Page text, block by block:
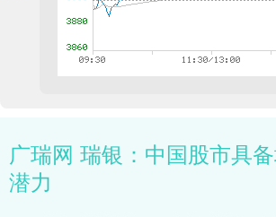
广瑞网 瑞银：中国股市具
潜力